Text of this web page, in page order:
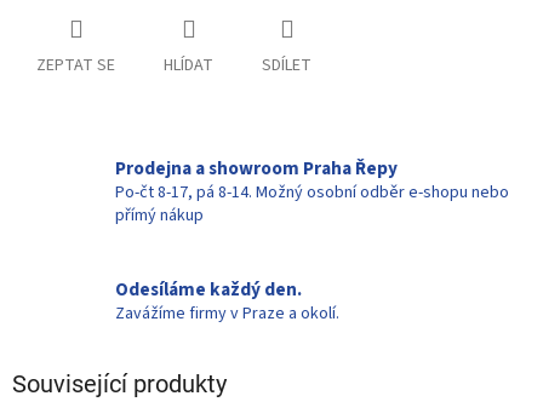
ZEPTAT SE HLÍDAT SDÍLET
Prodejna a showroom Praha Řepy
Po-čt 8-17, pá 8-14. Možný osobní odběr e-shopu nebo
přímý nákup
Odesíláme každý den.
Zavážíme firmy v Praze a okolí.
Související produkty